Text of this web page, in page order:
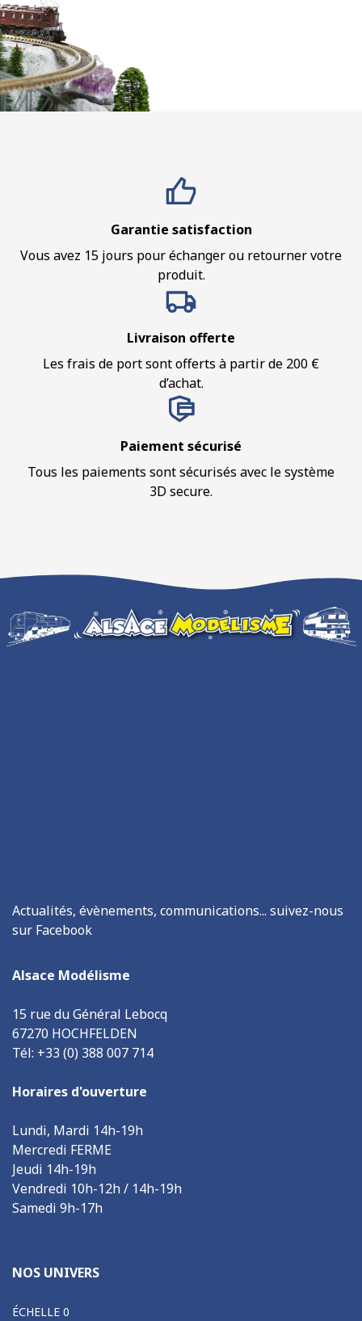
Garantie satisfaction
Vous avez 15 jours pour échanger ou retourner votre
produit.
Livraison offerte
Les frais de port sont offerts à partir de 200 €
d’achat.
Paiement sécurisé
Tous les paiements sont sécurisés avec le système
3D secure.
Actualités, évènements, communications... suivez-nous
sur Facebook
Alsace Modélisme
15 rue du Général Lebocq
67270 HOCHFELDEN
Tél: +33 (0) 388 007 714
Horaires d'ouverture
Lundi, Mardi 14h-19h
Mercredi FERME
Jeudi 14h-19h
Vendredi 10h-12h / 14h-19h
Samedi 9h-17h
NOS UNIVERS
ÉCHELLE 0